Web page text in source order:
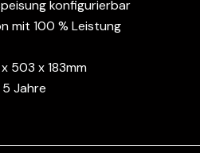
konfigurierbar
mit 100 % Leistung
503 x 183mm
Jahre